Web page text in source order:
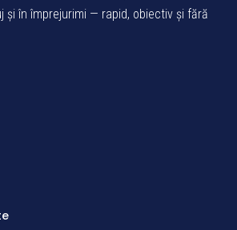
și în împrejurimi — rapid, obiectiv și fără